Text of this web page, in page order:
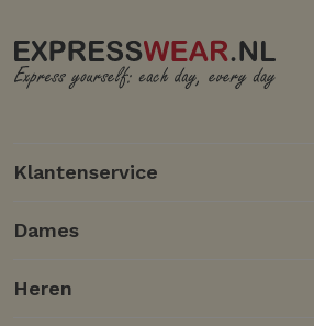
Klantenservice
Dames
Heren